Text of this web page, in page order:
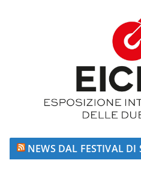
NEWS DAL FESTIVAL DI